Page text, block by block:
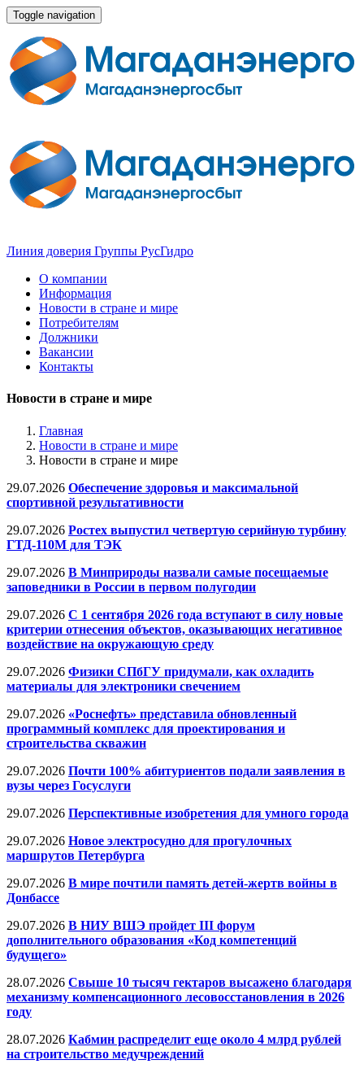
Toggle navigation
Линия доверия Группы РусГидро
О компании
Информация
Новости в стране и мире
Потребителям
Должники
Вакансии
Контакты
Новости в стране и мире
Главная
Новости в стране и мире
Новости в стране и мире
29.07.2026 Обеспечение здоровья и максимальной
спортивной результативности
29.07.2026 Ростех выпустил четвертую серийную турбину
ГТД-110М для ТЭК
29.07.2026 В Минприроды назвали самые посещаемые
заповедники в России в первом полугодии
29.07.2026 С 1 сентября 2026 года вступают в силу новые
критерии отнесения объектов, оказывающих негативное
воздействие на окружающую среду
29.07.2026 Физики СПбГУ придумали, как охладить
материалы для электроники свечением
29.07.2026 «Роснефть» представила обновленный
программный комплекс для проектирования и
строительства скважин
29.07.2026 Почти 100% абитуриентов подали заявления в
вузы через Госуслуги
29.07.2026 Перспективные изобретения для умного города
29.07.2026 Новое электросудно для прогулочных
маршрутов Петербурга
29.07.2026 В мире почтили память детей-жертв войны в
Донбассе
29.07.2026 В НИУ ВШЭ пройдет III форум
дополнительного образования «Код компетенций
будущего»
28.07.2026 Свыше 10 тысяч гектаров высажено благодаря
механизму компенсационного лесовосстановления в 2026
году
28.07.2026 Кабмин распределит еще около 4 млрд рублей
на строительство медучреждений